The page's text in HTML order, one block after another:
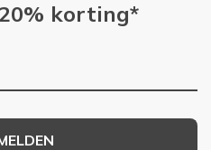
20% korting*